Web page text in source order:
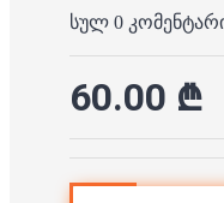
სულ 0
60.00 ₾